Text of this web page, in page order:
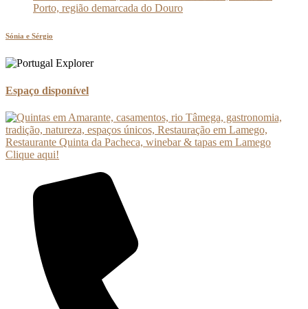
Sónia e Sérgio
Espaço disponível
Clique aqui!